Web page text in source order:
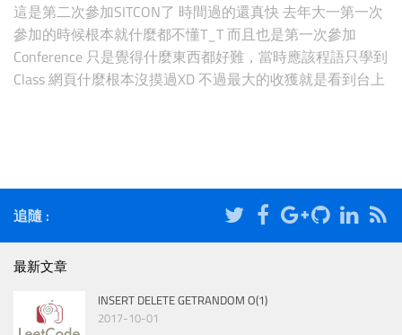
這是第二次參加SITCON了 時間過的還真快 去年大一第一次
參加的時候根本就什麼都不懂T_T 而且也是第一次參加
Conference 只是覺得什麼東西都好難，當時應該程語只學到
Class 網頁什麼根本沒摸過XD 不過最大的收獲就是看到台上
追隨 :
最新文章
INSERT DELETE GETRANDOM O(1)
2017-10-01